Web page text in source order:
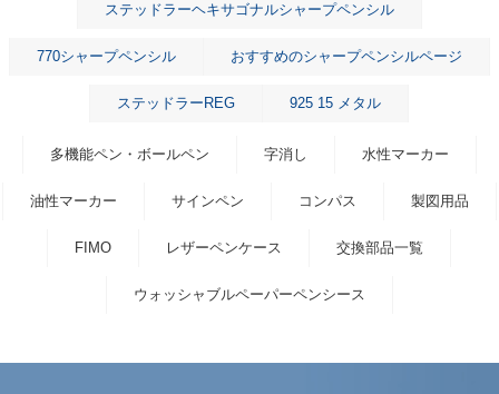
ステッドラーヘキサゴナルシャープペンシル
770シャープペンシル おすすめのシャープペンシルページ
ステッドラーREG 925 15 メタル
多機能ペン・ボールペン 字消し 水性マーカー
油性マーカー サインペン コンパス 製図用品
FIMO レザーペンケース 交換部品一覧
ウォッシャブルペーパーペンシース